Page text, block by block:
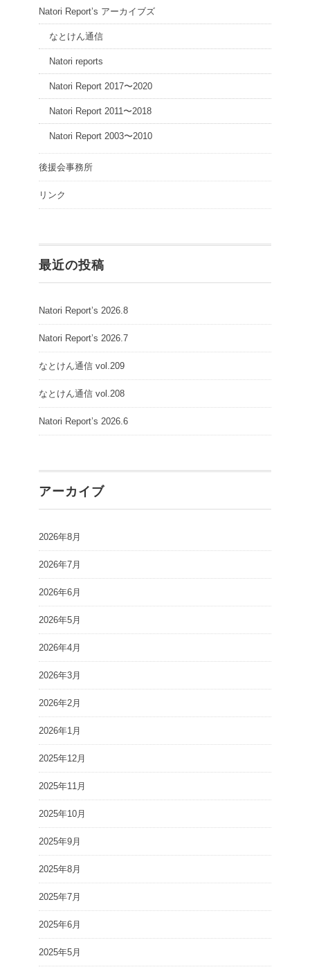
Natori Report’s アーカイブズ
なとけん通信
Natori reports
Natori Report 2017〜2020
Natori Report 2011〜2018
Natori Report 2003〜2010
後援会事務所
リンク
最近の投稿
Natori Report’s 2026.8
Natori Report’s 2026.7
なとけん通信 vol.209
なとけん通信 vol.208
Natori Report’s 2026.6
アーカイブ
2026年8月
2026年7月
2026年6月
2026年5月
2026年4月
2026年3月
2026年2月
2026年1月
2025年12月
2025年11月
2025年10月
2025年9月
2025年8月
2025年7月
2025年6月
2025年5月